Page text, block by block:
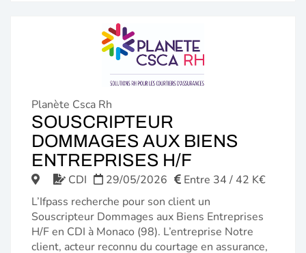
Planète Csca Rh
SOUSCRIPTEUR
DOMMAGES AUX BIENS
ENTREPRISES H/F
FENÊTRE)
CDI 29/05/2026
Entre 34 / 42 K€
L’Ifpass recherche pour son client un
Souscripteur Dommages aux Biens Entreprises
H/F en CDI à Monaco (98). L’entreprise Notre
client, acteur reconnu du courtage en assurance,